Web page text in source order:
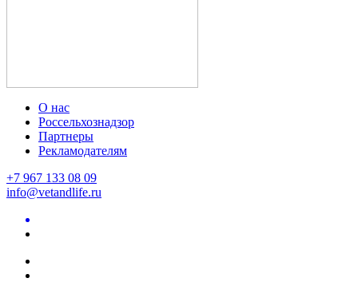
О нас
Россельхознадзор
Партнеры
Рекламодателям
+7 967 133 08 09
info@vetandlife.ru